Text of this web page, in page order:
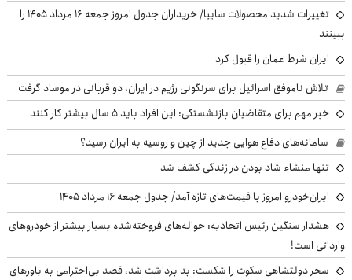
تغییرات شدید محصولات سایپا/ خریداران جدول امروز جمعه ۱۶ مرداد ۱۴۰۵ را
ببینند
ایران شرط عمان را قبول کرد
تلاش ناموفق اسرائیل برای سرنگونی رژیم در ایران، دو قربانی در موساد گرفت
خبر مهم برای متقاضیان بازنشستگی: این افراد باید ۵ سال بیشتر کار کنند
سامانه‌های دفاع هوایی جدید از چین و روسیه به ایران رسید؟
تنها منشاء شاد بودن در زندگی کشف شد
ایران‌خودرو امروز با قیمت‌های تازه آمد/ جدول جمعه ۱۶ مرداد ۱۴۰۵
هشدار سنگین رئیس اتحادیه: حواله‌های فروخته‌شده بسیار بیشتر از خودروهای
وارداتی است!
سحر دولتشاهی سکوت را شکست: بد برداشت شد، قصد بی‌احترامی به باورهای